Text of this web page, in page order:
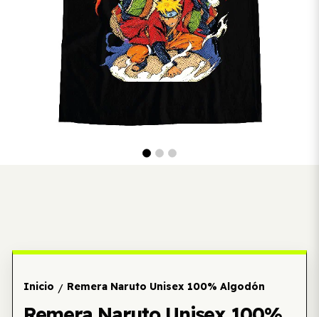
Inicio / Remera Naruto Unisex 100% Algodón